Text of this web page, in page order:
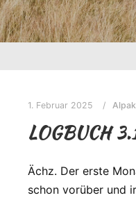
1. Februar 2025
LOGBUCH
Ächz. Der erste
schon vorüber und